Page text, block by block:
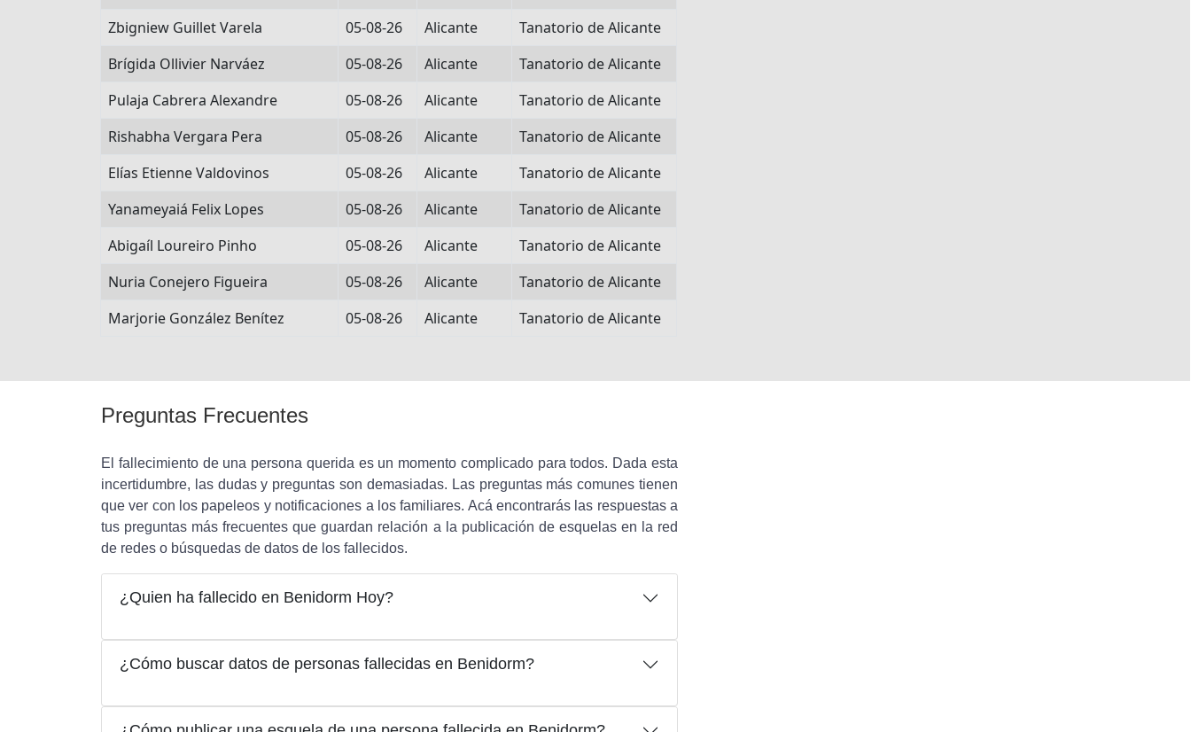
Zbigniew Guillet Varela
05-08-26 Alicante
Tanatorio de Alicante
Brígida Ollivier Narváez
05-08-26 Alicante
Tanatorio de Alicante
Pulaja Cabrera Alexandre
05-08-26 Alicante
Tanatorio de Alicante
Rishabha Vergara Pera
05-08-26 Alicante
Tanatorio de Alicante
Elías Etienne Valdovinos
05-08-26 Alicante
Tanatorio de Alicante
Yanameyaiá Felix Lopes
05-08-26 Alicante
Tanatorio de Alicante
Abigaíl Loureiro Pinho
05-08-26 Alicante
Tanatorio de Alicante
Nuria Conejero Figueira
05-08-26 Alicante
Tanatorio de Alicante
Marjorie González Benítez
05-08-26 Alicante Tanatorio de Alicante
Preguntas Frecuentes
El fallecimiento de una persona querida es un momento complicado para todos. Dada esta
incertidumbre, las dudas y preguntas son demasiadas. Las preguntas más comunes tienen
que ver con los papeleos y notificaciones a los familiares. Acá encontrarás las respuestas a
tus preguntas más frecuentes que guardan relación a la publicación de esquelas en la red
de redes o búsquedas de datos de los fallecidos.
¿Quien ha fallecido en Benidorm Hoy?
¿Cómo buscar datos de personas fallecidas en Benidorm?